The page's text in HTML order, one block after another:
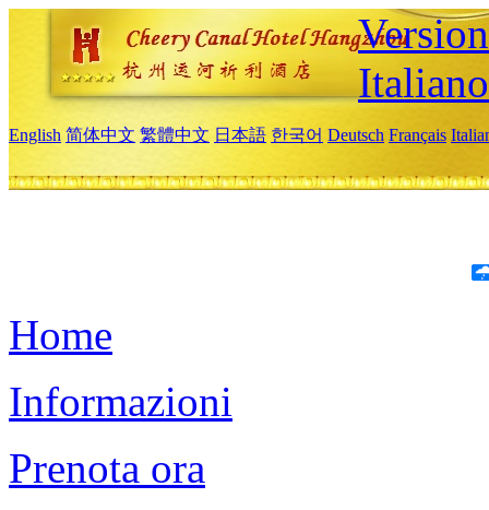
Italiano
English 简体中文 繁體中文 日本語 한국어 Deutsch Français
Home
Informazioni
Prenota ora